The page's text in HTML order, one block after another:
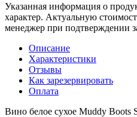
Указанная информация о
характер. Актуальную
менеджер при подтверждении
Описание
Характеристики
Отзывы
Как зарезервировать
Оплата
Вино белое сухое Muddy Boots